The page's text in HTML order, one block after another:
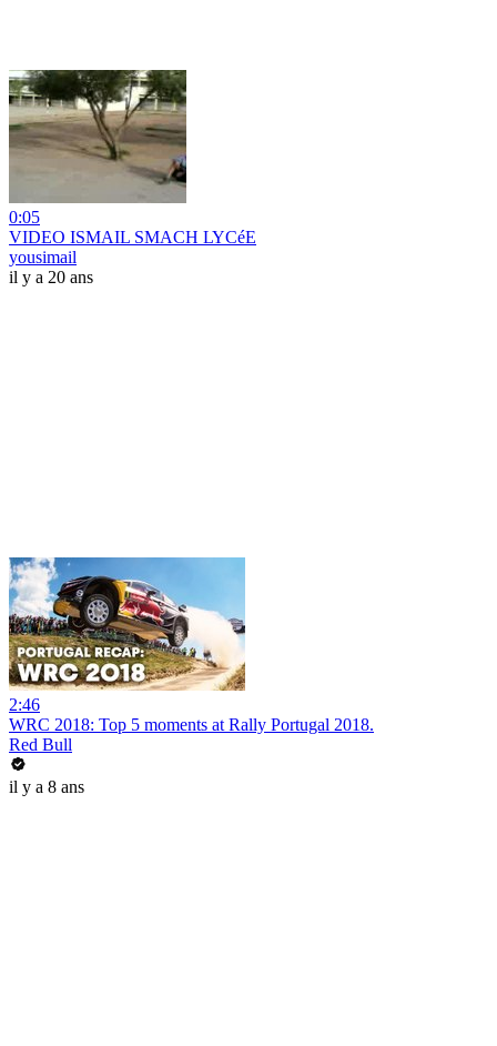
0:05
VIDEO ISMAIL SMACH LYCéE
yousimail
il y a 20 ans
2:46
WRC 2018: Top 5 moments at Rally Portugal 2018.
Red Bull
il y a 8 ans